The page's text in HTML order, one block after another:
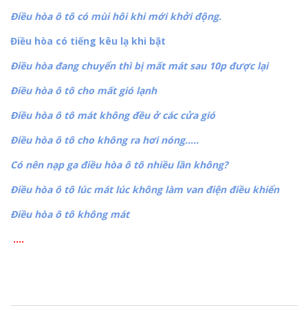
Điều hòa ô tô có mùi hôi khi mới khởi động.
Điều hòa có tiếng kêu lạ khi bật
Điều hòa đang chuyển thì bị mất mát sau 10p được lại
Điều hòa ô tô cho mất gió lạnh
Điều hòa ô tô mát không đều ở các cửa gió
Điều hòa ô tô cho không ra hơi nóng…..
Có nên nạp ga điều hòa ô tô nhiều lần không?
Điều hòa ô tô lúc mát lúc không làm van điện điều khiển
Điều hòa ô tô không mát
….